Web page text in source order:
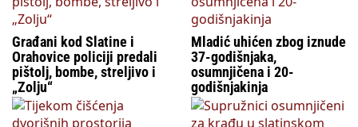
Građani kod Slatine i
Orahovice policiji predali
pištolj, bombe, streljivo i
„Zolju“
Mladić uhićen zbog iznude
37-godišnjaka,
osumnjičena i 20-
godišnjakinja